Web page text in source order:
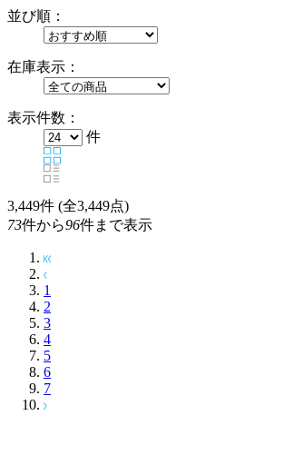
並び順：
在庫表示：
表示件数：
件
3,449件 (全3,449点)
73件から96件まで表示
1
2
3
4
5
6
7